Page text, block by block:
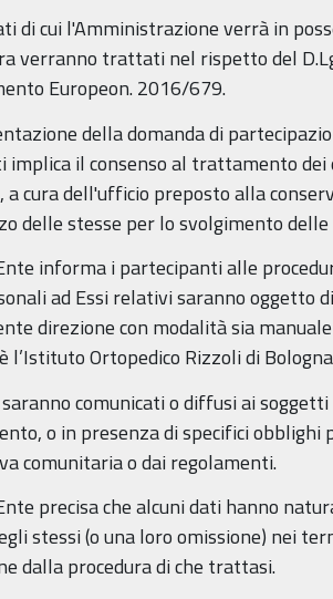
di cui l'Amministrazione verrà in
verranno trattati nel rispetto del
Europeon. 2016/679.
della domanda di
implica il consenso al trattamento
a cura dell'ufficio preposto alla
delle stesse per lo svolgimento
informa i partecipanti alle
ad Essi relativi saranno oggetto
direzione con modalità sia
l’Istituto Ortopedico Rizzoli di
comunicati o diffusi ai
o in presenza di specifici obblighi
comunitaria o dai regolamenti.
precisa che alcuni dati hanno
stessi (o una loro omissione) nei
dalla procedura di che trattasi.